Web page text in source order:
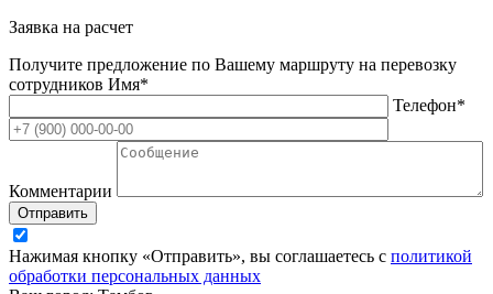
Заявка на расчет
Получите предложение по Вашему маршруту на перевозку
сотрудников Имя*
Телефон*
Комментарии
Отправить
Нажимая кнопку «Отправить», вы соглашаетесь с политикой
обработки персональных данных